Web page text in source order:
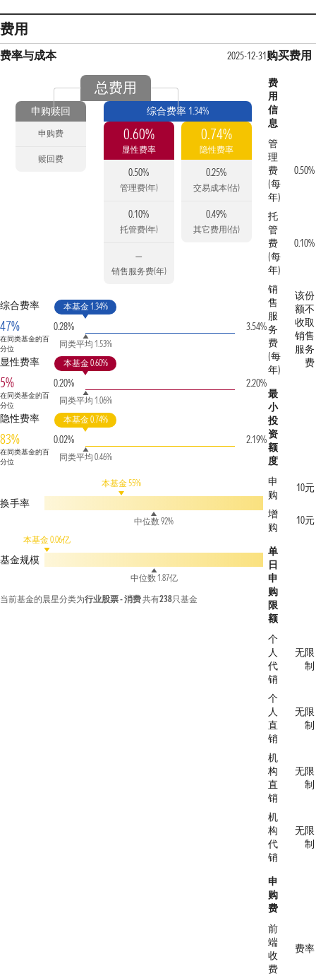
费用
费率与成本 2025-12-31
总费用
申购赎回
申购费
赎回费
综合费率 1.34%
0.60%
显性费率
0.50%
管理费(年)
0.10%
托管费(年)
—
销售服务费(年)
0.74%
隐性费率
0.25%
交易成本(估)
0.49%
其它费用(估)
综合费率
47%
在同类基金的百
分位
0.28%
本基金 1.34%
同类平均 1.53%
3.54%
显性费率
5%
在同类基金的百
分位
0.20%
本基金 0.60%
同类平均 1.06%
2.20%
隐性费率
83%
在同类基金的百
分位
0.02%
本基金 0.74%
同类平均 0.46%
2.19%
换手率
本基金 55%
中位数 92%
基金规模
本基金 0.06亿
中位数 1.87亿
当前基金的晨星分类为行业股票 - 消费共有238只基金
购买费用
费
用
信
息
管
理
费
(每
年)
0.50%
托
管
费
(每
年)
0.10%
销
售
服
务
费
(每
年)
该份
额不
收取
销售
服务
费
最
小
投
资
额
度
申
购
10元
增
购
10元
单
日
申
购
限
额
个
人
代
销
无限
制
个
人
直
销
无限
制
机
构
直
销
无限
制
机
构
代
销
无限
制
申
购
费
前
端
收
费
费率